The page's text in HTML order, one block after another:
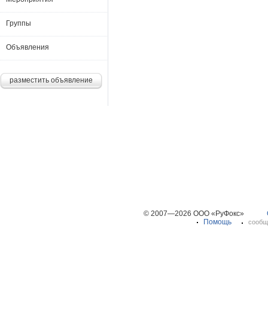
Группы
Объявления
разместить объявление
© 2007—2026 ООО «РуФокс»
Помощь